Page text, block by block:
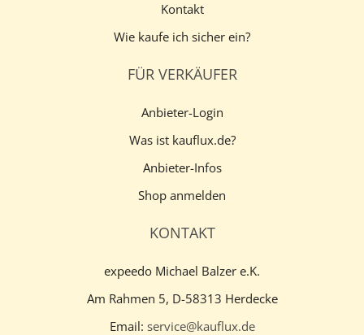
Kontakt
Wie kaufe ich sicher ein?
FÜR VERKÄUFER
Anbieter-Login
Was ist kauflux.de?
Anbieter-Infos
Shop anmelden
KONTAKT
expeedo Michael Balzer e.K.
Am Rahmen 5, D-58313 Herdecke
Email: service@kauflux.de